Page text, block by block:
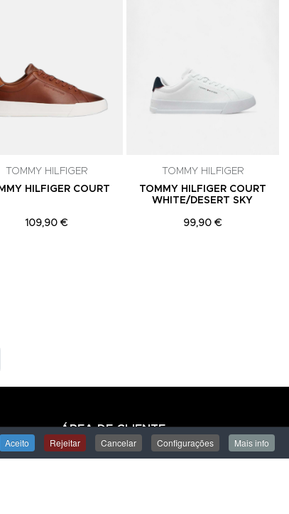
TOMMY HILFIGER
HILFIGER COURT
109,90 €
TOMMY HILFIGER
TOMMY HILFIGER COURT
WHITE/DESERT SKY
99,90 €
ÁREA DE CLIENTE
Iniciar Sessão
Aceito Rejeitar Cancelar Configurações Mais info